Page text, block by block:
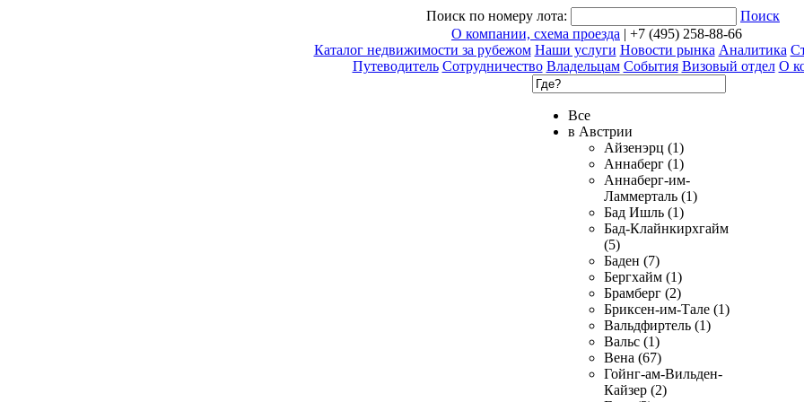
Поиск по номеру лота:
Поиск
О компании, схема проезда | +7 (495) 258-88-66
Каталог недвижимости за рубежом Наши услуги Новости рынка Аналитика
Путеводитель Сотрудничество Владельцам События Визовый отдел О
Все
в Австрии
Айзенэрц (1)
Аннаберг (1)
Аннаберг-им-
Ламмерталь (1)
Бад Ишль (1)
Бад-Клайнкирхгайм
(5)
Баден (7)
Бергхайм (1)
Брамберг (2)
Бриксен-им-Тале (1)
Вальдфиртель (1)
Вальс (1)
Вена (67)
Гойнг-ам-Вильден-
Кайзер (2)